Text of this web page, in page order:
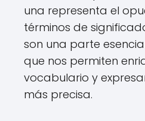
una representa el
términos de
son una parte
que nos permiten
vocabulario y
más precisa.